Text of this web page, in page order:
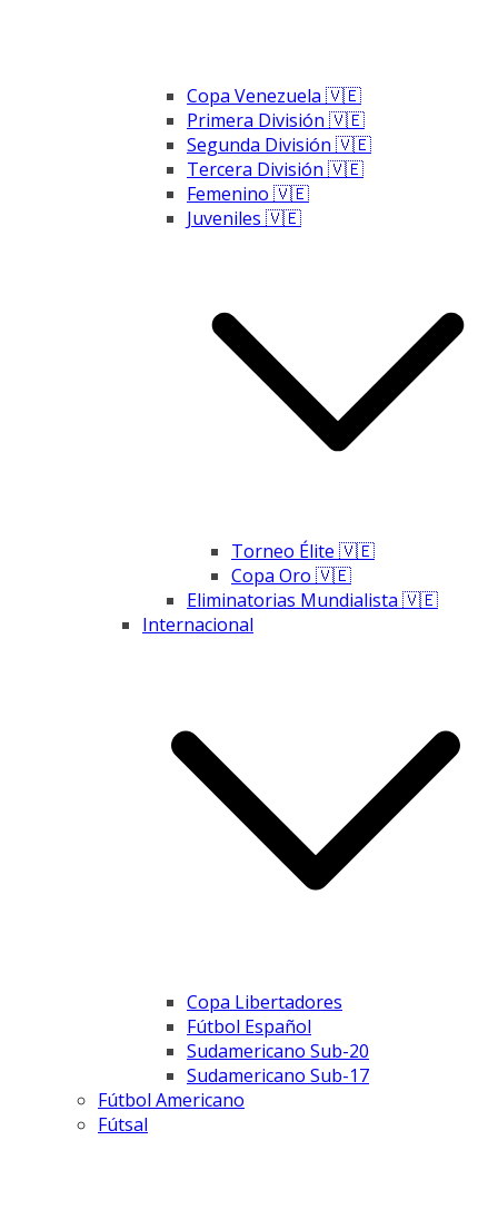
Copa Venezuela 🇻🇪
Primera División 🇻🇪
Segunda División 🇻🇪
Tercera División 🇻🇪
Femenino 🇻🇪
Juveniles 🇻🇪
Torneo Élite 🇻🇪
Copa Oro 🇻🇪
Eliminatorias Mundialista 🇻🇪
Internacional
Copa Libertadores
Fútbol Español
Sudamericano Sub-20
Sudamericano Sub-17
Fútbol Americano
Fútsal